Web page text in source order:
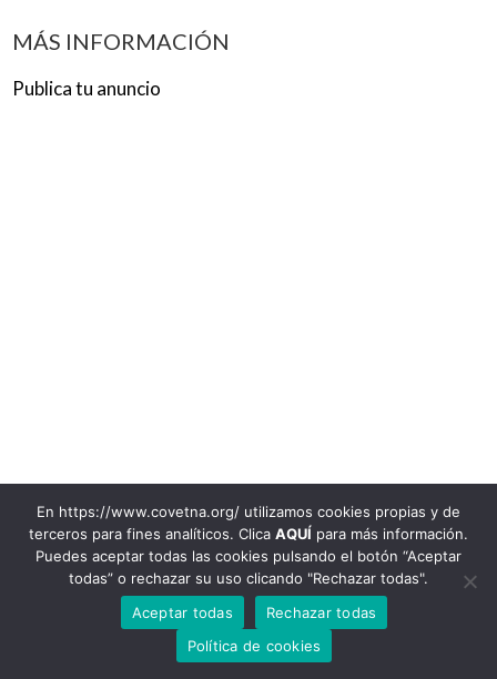
MÁS INFORMACIÓN
Publica tu anuncio
948 22 00 72
© 2020 Colegio Oficial de Veterinarios de Navarra
Avenida Baja Navarra, 47. 31002. Pamplona-Iruña. Email:
info@covetna.org
Aviso legal y Política de privacidad |
Registro de Actividad de Tratamiento
En https://www.covetna.org/ utilizamos cookies propias y de
terceros para fines analíticos. Clica AQUÍ para más información.
Puedes aceptar todas las cookies pulsando el botón “Aceptar
todas” o rechazar su uso clicando "Rechazar todas".
Aceptar todas
Rechazar todas
Política de cookies